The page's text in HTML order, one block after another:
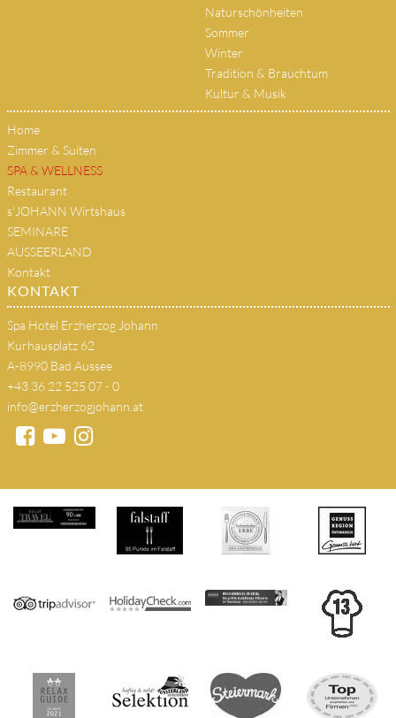
Naturschönheiten
Sommer
Winter
Tradition & Brauchtum
Kultur & Musik
Home
Zimmer & Suiten
SPA & WELLNESS
Restaurant
s'JOHANN Wirtshaus
SEMINARE
AUSSEERLAND
Kontakt
KONTAKT
Spa Hotel Erzherzog Johann
Kurhausplatz 62
A-8990 Bad Aussee
+43 36 22 525 07 - 0
info@erzherzogjohann.at